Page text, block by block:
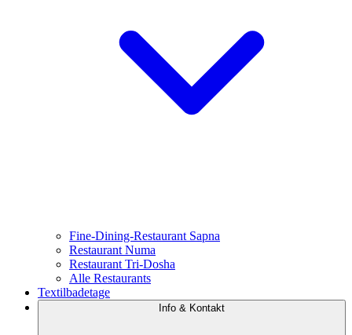
Fine-Dining-Restaurant Sapna
Restaurant Numa
Restaurant Tri-Dosha
Alle Restaurants
Textilbadetage
Info & Kontakt